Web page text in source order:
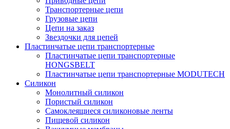
Транспортерные цепи
Грузовые цепи
Цепи на заказ
Звездочки для цепей
Пластинчатые цепи транспортерные
Пластинчатые цепи транспортерные
HONGSBELT
Пластинчатые цепи транспортерные MODUTECH
Силикон
Монолитный силикон
Пористый силикон
Самоклеящиеся силиконовые ленты
Пищевой силикон